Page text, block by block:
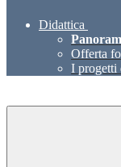
Didattica
Offerta
I progetti